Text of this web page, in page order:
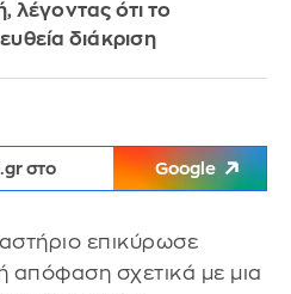
λέγοντας ότι το
διάκριση
στο Google
επικύρωσε
απόφαση σχετικά με μια